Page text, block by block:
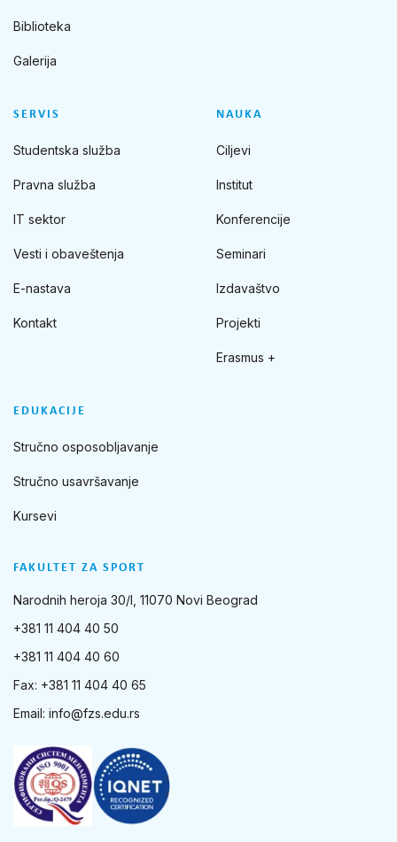
FAKULTET ZA SPORT
Narodnih heroja 30/I, 11070 Novi Beograd
+381 11 404 40 50
+381 11 404 40 60
Fax: +381 11 404 40 65
Email: info@fzs.edu.rs
Biblioteka
Galerija
SERVIS
Studentska služba
Pravna služba
IT sektor
Vesti i obaveštenja
E-nastava
Kontakt
NAUKA
Ciljevi
Institut
Konferencije
Seminari
Izdavaštvo
Projekti
Erasmus +
EDUKACIJE
Stručno osposobljavanje
Stručno usavršavanje
Kursevi